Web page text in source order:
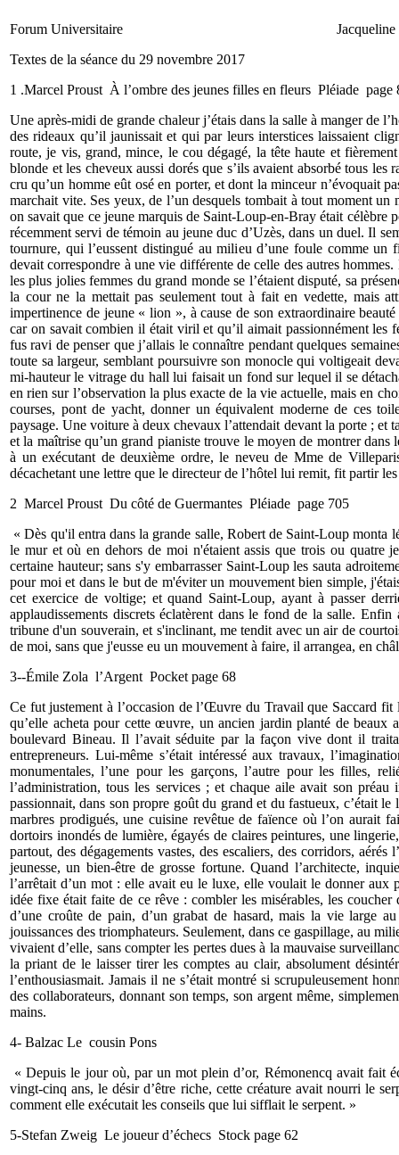
Forum Universitaire Jacqueline
Textes de la séance du 29 novembre 2017
1 .Marcel Proust À l’ombre des jeunes filles en fleurs Pléiade page
Une après-midi de grande chaleur j’étais dans la salle à manger de
des rideaux qu’il jaunissait et qui par leurs interstices laissaient
route, je vis, grand, mince, le cou dégagé, la tête haute et
blonde et les cheveux aussi dorés que s’ils avaient absorbé tous
cru qu’un homme eût osé en porter, et dont la minceur n’évoquait
marchait vite. Ses yeux, de l’un desquels tombait à tout moment
on savait que ce jeune marquis de Saint-Loup-en-Bray était célèbre
récemment servi de témoin au jeune duc d’Uzès, dans un duel. Il
tournure, qui l’eussent distingué au milieu d’une foule comme un
devait correspondre à une vie différente de celle des autres
les plus jolies femmes du grand monde se l’étaient disputé, sa
la cour ne la mettait pas seulement tout à fait en vedette, mais
impertinence de jeune « lion », à cause de son extraordinaire
car on savait combien il était viril et qu’il aimait passionnément les
fus ravi de penser que j’allais le connaître pendant quelques
toute sa largeur, semblant poursuivre son monocle qui voltigeait
mi-hauteur le vitrage du hall lui faisait un fond sur lequel il se
en rien sur l’observation la plus exacte de la vie actuelle, mais en
courses, pont de yacht, donner un équivalent moderne de ces
paysage. Une voiture à deux chevaux l’attendait devant la porte ; et
et la maîtrise qu’un grand pianiste trouve le moyen de montrer
à un exécutant de deuxième ordre, le neveu de Mme de
décachetant une lettre que le directeur de l’hôtel lui remit, fit partir les
2 Marcel Proust Du côté de Guermantes Pléiade page 705
« Dès qu'il entra dans la grande salle, Robert de Saint-Loup monta
le mur et où en dehors de moi n'étaient assis que trois ou quatre
certaine hauteur; sans s'y embarrasser Saint-Loup les sauta
pour moi et dans le but de m'éviter un mouvement bien simple,
cet exercice de voltige; et quand Saint-Loup, ayant à passer
applaudissements discrets éclatèrent dans le fond de la salle.
tribune d'un souverain, et s'inclinant, me tendit avec un air de
de moi, sans que j'eusse eu un mouvement à faire, il arrangea, en
3--Émile Zola l’Argent Pocket page 68
Ce fut justement à l’occasion de l’Œuvre du Travail que Saccard
qu’elle acheta pour cette œuvre, un ancien jardin planté de
boulevard Bineau. Il l’avait séduite par la façon vive dont il
entrepreneurs. Lui-même s’était intéressé aux travaux,
monumentales, l’une pour les garçons, l’autre pour les filles,
l’administration, tous les services ; et chaque aile avait son préau
passionnait, dans son propre goût du grand et du fastueux, c’était
marbres prodigués, une cuisine revêtue de faïence où l’on aurait
dortoirs inondés de lumière, égayés de claires peintures, une
partout, des dégagements vastes, des escaliers, des corridors,
jeunesse, un bien-être de grosse fortune. Quand l’architecte,
l’arrêtait d’un mot : elle avait eu le luxe, elle voulait le donner
idée fixe était faite de ce rêve : combler les misérables, les
d’une croûte de pain, d’un grabat de hasard, mais la vie large
jouissances des triomphateurs. Seulement, dans ce gaspillage, au
vivaient d’elle, sans compter les pertes dues à la mauvaise
la priant de le laisser tirer les comptes au clair, absolument
l’enthousiasmait. Jamais il ne s’était montré si scrupuleusement
des collaborateurs, donnant son temps, son argent même,
mains.
4- Balzac Le cousin Pons
« Depuis le jour où, par un mot plein d’or, Rémonencq avait fait
vingt-cinq ans, le désir d’être riche, cette créature avait nourri le
comment elle exécutait les conseils que lui sifflait le serpent. »
5-Stefan Zweig Le joueur d’échecs Stock page 62